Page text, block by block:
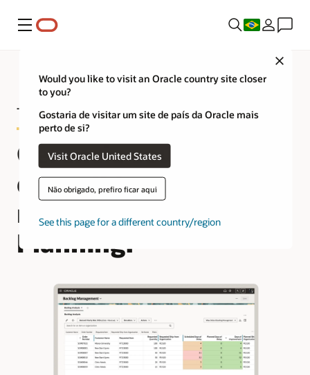
Menu
Would you like to visit an Oracle country site closer
to you?
Gostaria de visitar um site de país da Oracle mais
perto de si?
Visit Oracle United States
Não obrigado, prefiro ficar aqui
See this page for a different country/region
Tour do produto Backlog Management
Gerencie seu backlog
de pedidos de vendas
no Oracle Supply
Planning.